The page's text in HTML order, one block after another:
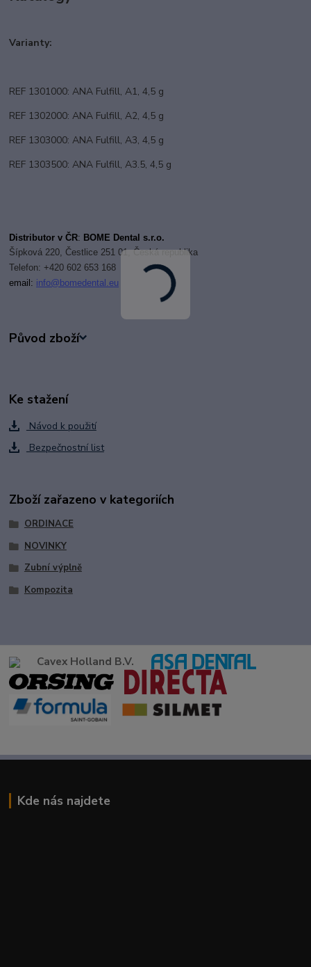
Varianty:
REF 1301000: ANA Fulfill, A1, 4,5 g
REF 1302000: ANA Fulfill, A2, 4,5 g
REF 1303000: ANA Fulfill, A3, 4,5 g
REF 1303500: ANA Fulfill, A3.5, 4,5 g
Distributor v ČR: BOME Dental s.r.o.
Šípková 220, Čestlice 251 01, Česká republika
Telefon: +420 602 653 168
email: info@bomedental.eu
Původ zboží
Ke stažení
Návod k použití
Bezpečnostní list
Zboží zařazeno v kategoriích
ORDINACE
NOVINKY
Zubní výplně
Kompozita
Cavex Holland B.V.
Kde nás najdete